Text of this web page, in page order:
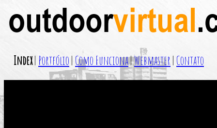
Index| Portfólio| Como Funciona|Webmaster| Contato